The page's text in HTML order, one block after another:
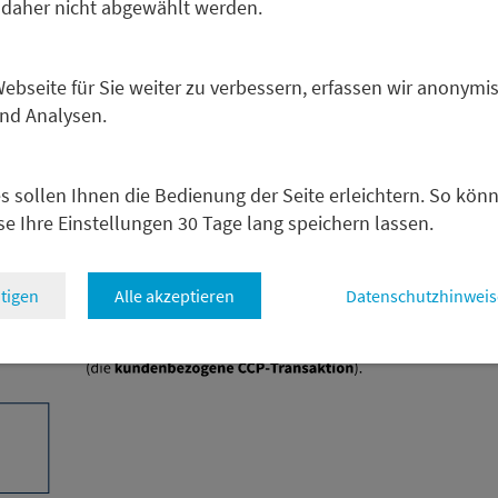
nicht abgewählt werden.
für Sie weiter zu verbessern, erfassen wir
Analysen.
sollen Ihnen die Bedienung der Seite erleichtern. So
Ihre Einstellungen 30 Tage lang speichern lassen.
Alle akzeptieren
Kunden eine Transaktion über eine CCP nach dem
zwischen Kunde und Bank und zum
zwischen Kunde und Bank basiert dabei grundsätzlich
der jeweiligen CCP basiert.